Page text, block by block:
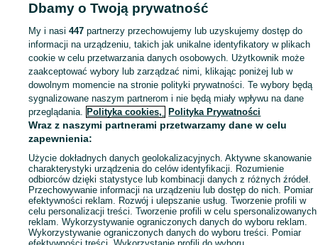
Popularne wyszukiwania
Dbamy o Twoją prywatność
My i nasi447 partnerzy przechowujemy lub uzyskujemy dostęp do
informacji na urządzeniu, takich jak unikalne identyfikatory w plikach
cookie w celu przetwarzania danych osobowych. Użytkownik może
zaakceptować wybory lub zarządzać nimi, klikając poniżej lub w
dowolnym momencie na stronie polityki prywatności. Te wybory będą
sygnalizowane naszym partnerom i nie będą miały wpływu na dane
przeglądania. Polityka cookies, Polityka Prywatności
Wraz z naszymi partnerami przetwarzamy dane w celu
zapewnienia:
Użycie dokładnych danych geolokalizacyjnych. Aktywne skanowanie
charakterystyki urządzenia do celów identyfikacji. Rozumienie
odbiorców dzięki statystyce lub kombinacji danych z różnych źródeł.
Przechowywanie informacji na urządzeniu lub dostęp do nich. Pomiar
efektywności reklam. Rozwój i ulepszanie usług. Tworzenie profili w
celu personalizacji treści. Tworzenie profili w celu spersonalizowanych
reklam. Wykorzystywanie ograniczonych danych do wyboru reklam.
Wykorzystywanie ograniczonych danych do wyboru treści. Pomiar